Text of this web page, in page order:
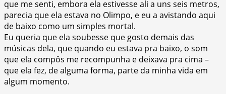
que me senti, embora ela estivesse ali a uns seis metros,
parecia que ela estava no Olimpo, e eu a avistando aqui
de baixo como um simples mortal.
Eu queria que ela soubesse que gosto demais das
músicas dela, que quando eu estava pra baixo, o som
que ela compôs me recompunha e deixava pra cima –
que ela fez, de alguma forma, parte da minha vida em
algum momento.